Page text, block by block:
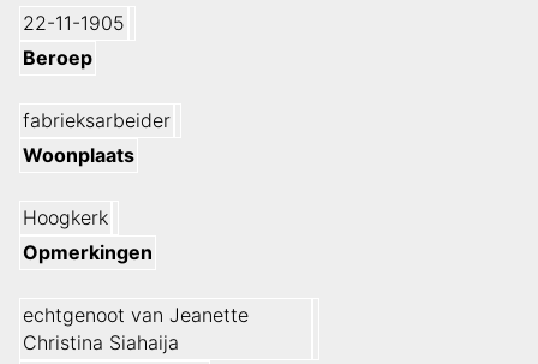
22-11-1905
Beroep
fabrieksarbeider
Woonplaats
Hoogkerk
Opmerkingen
echtgenoot van Jeanette
Christina Siahaija